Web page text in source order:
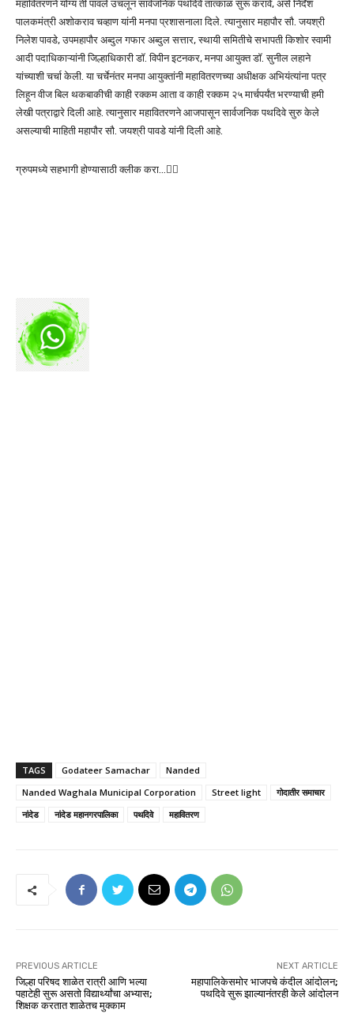
महावितरणने योग्य ती पावले उचलून सार्वजनिक पथदिवे तात्काळ सुरू करावे, असे निर्देश
पालकमंत्री अशोकराव चव्हाण यांनी मनपा प्रशासनाला दिले. त्यानुसार महापौर सौ. जयश्री
निलेश पावडे, उपमहापौर अब्दुल गफार अब्दुल सत्तार, स्थायी समितीचे सभापती किशोर स्वामी
आदी पदाधिकाऱ्यांनी जिल्हाधिकारी डॉ. विपीन इटनकर, मनपा आयुक्त डॉ. सुनील लहाने
यांच्याशी चर्चा केली. या चर्चेनंतर मनपा आयुक्तांनी महावितरणच्या अधीक्षक अभियंत्यांना पत्र
लिहून वीज बिल थकबाकीची काही रक्कम आता व काही रक्कम २५ मार्चपर्यंत भरण्याची हमी
लेखी पत्राद्वारे दिली आहे. त्यानुसार महावितरणने आजपासून सार्वजनिक पथदिवे सुरु केले
असल्याची माहिती महापौर सौ. जयश्री पावडे यांनी दिली आहे.
ग्रुपमध्ये सहभागी होण्यासाठी क्लीक करा…👆🏻
TAGS Godateer Samachar
Nanded
Nanded Waghala Municipal Corporation
Street light
गोदातीर समाचार
नांदेड
नांदेड महानगरपालिका पथदिवे महावितरण
PREVIOUS ARTICLE
जिल्हा परिषद शाळेत रात्री आणि भल्या
पहाटेही सुरू असतो विद्यार्थ्यांचा अभ्यास;
शिक्षक करतात शाळेतच मुक्काम
NEXT ARTICLE
महापालिकेसमोर भाजपचे कंदील आंदोलन;
पथदिवे सुरू झाल्यानंतरही केले आंदोलन